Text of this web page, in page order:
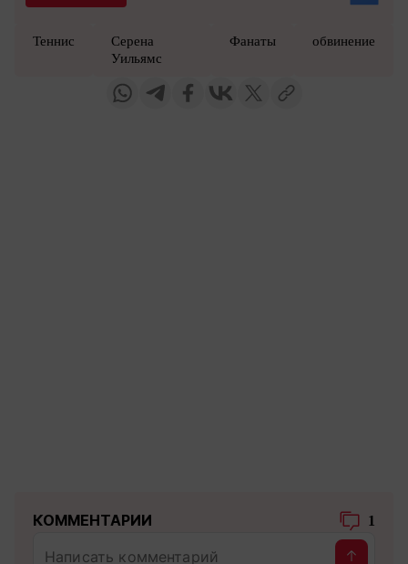
Теннис
Серена
Уильямс
Фанаты обвинение
КОММЕНТАРИИ 1